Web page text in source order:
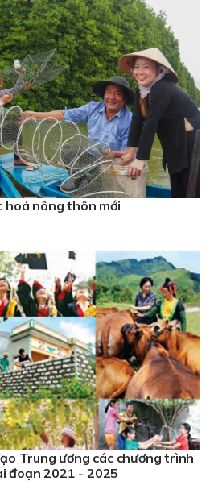
hoá nông thôn mới
Trung ương các chương trình
đoạn 2021 - 2025